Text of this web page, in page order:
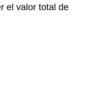
el valor total de